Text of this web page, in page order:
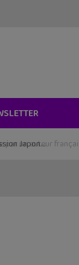
Japon…